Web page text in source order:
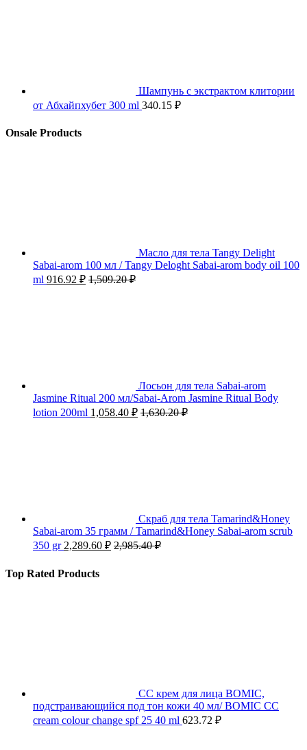
Шампунь с экстрактом клитории
от Абхайпхубет 300 ml 340.15 ₽
Onsale Products
Масло для тела Tangy Delight
Sabai-arom 100 мл / Tangy Deloght Sabai-arom body oil 100
ml 916.92 ₽ 1,509.20₽
Лосьон для тела Sabai-arom
Jasmine Ritual 200 мл/Sabai-Arom Jasmine Ritual Body
lotion 200ml 1,058.40 ₽ 1,630.20₽
Скраб для тела Tamarind&Honey
Sabai-arom 35 грамм / Tamarind&Honey Sabai-arom scrub
350 gr 2,289.60 ₽ 2,985.40₽
Top Rated Products
СС крем для лица BOMIC,
подстраивающийся под тон кожи 40 мл/ BOMIC CC
cream colour change spf 25 40 ml 623.72 ₽